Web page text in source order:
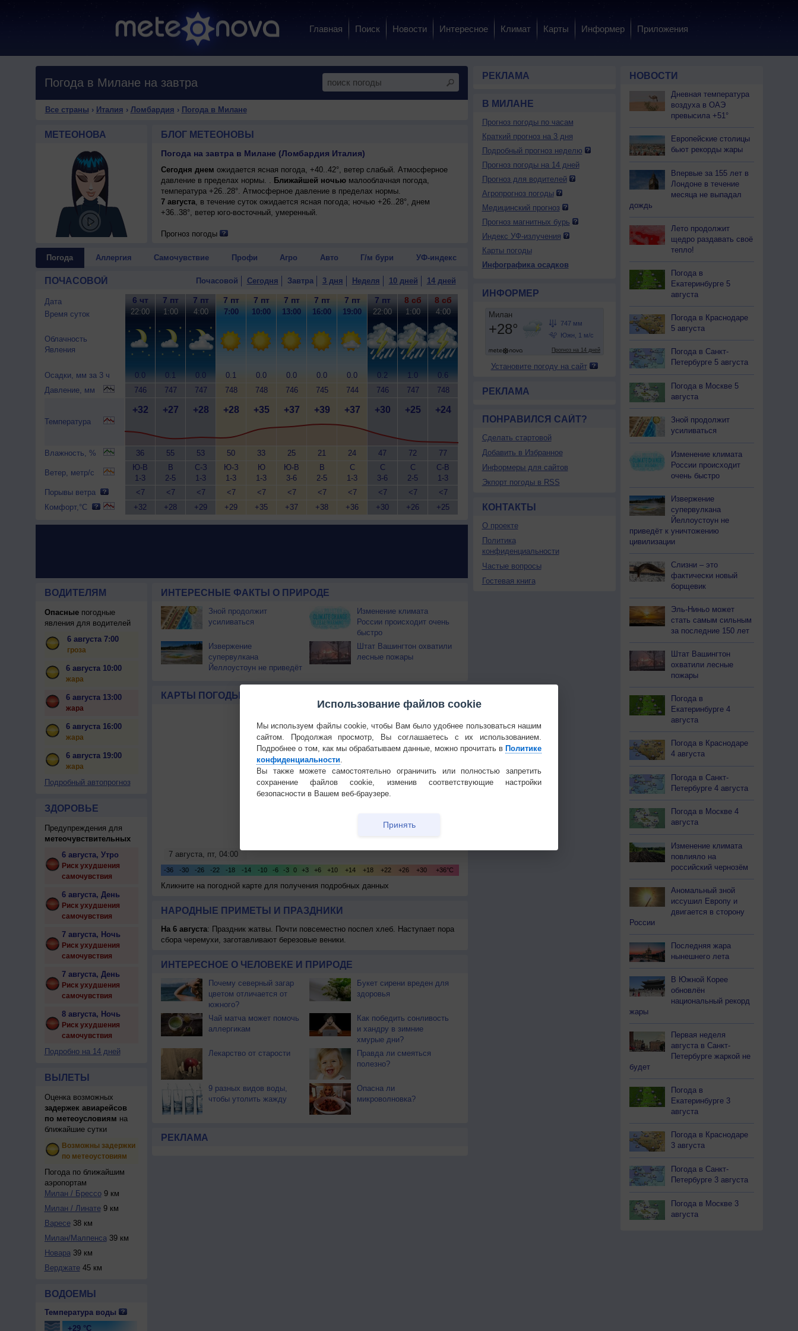
Главная Поиск Новости Интересное Климат Карты Информер Приложения
Погода в Милане на завтра
Все страны › Италия › Ломбардия › Погода в Милане
МЕТЕОНОВА БЛОГ МЕТЕОНОВЫ
Погода на завтра в Милане (Ломбардия Италия)
Сегодня днем ожидается ясная погода, +40..42°, ветер слабый. Атмосферное
давление в пределах нормы. . Ближайшей ночьюмалооблачная погода,
температура +26..28°. Атмосферное давление в пределах нормы.
7 августа, в течение суток ожидается ясная погода; ночью +26..28°, днем
+36..38°, ветер юго-восточный, умеренный.
Прогноз погоды
Погода Аллергия Самочувствие Профи Агро Авто Г/м бури УФ-индекс
ПОЧАСОВОЙ Почасовой Сегодня Завтра 3 дня Неделя 10 дней 14 дней
Дата
Время суток
Облачность
Явления
Осадки, мм за 3 ч
Давление, мм
Температура
Влажность, %
Ветер, метр/с
Порывы ветра
Комфорт,°C
6 чт
22:00
0.0
746
+32
36
Ю-В
1-3
<7
+32
7 пт
1:00
0.1
747
+27
55
В
2-5
<7
+28
7 пт
4:00
0.0
747
+28
53
С-З
1-3
<7
+29
7 пт
7:00
0.1
748
+28
50
Ю-З
1-3
<7
+29
7 пт
10:00
0.0
748
+35
33
Ю
1-3
<7
+35
7 пт
13:00
0.0
746
+37
25
Ю-В
3-6
<7
+37
7 пт
16:00
0.0
745
+39
21
В
2-5
<7
+38
7 пт
19:00
0.0
744
+37
24
С
1-3
<7
+36
7 пт
22:00
0.2
746
+30
47
С
3-6
<7
+30
8 сб
1:00
1.0
747
+25
72
С
2-5
<7
+26
8 сб
4:00
0.6
748
+24
77
С-В
1-3
<7
+25
ВОДИТЕЛЯМ
Опасныепогодные
явления для водителей
6 августа 7:00
гроза
6 августа 10:00
жара
6 августа 13:00
жара
6 августа 16:00
жара
6 августа 19:00
жара
Подробный автопрогноз
ЗДОРОВЬЕ
Предупреждения для
метеочувствительных
6 августа, Утро
Риск ухудшения
самочувствия
6 августа, День
Риск ухудшения
самочувствия
7 августа, Ночь
Риск ухудшения
самочувствия
7 августа, День
Риск ухудшения
самочувствия
8 августа, Ночь
Риск ухудшения
самочувствия
Подробно на 14 дней
ВЫЛЕТЫ
Оценка возможных
задержек авиарейсов
по метеоусловиям на
ближайшие сутки
Возможны задержки
по метеоустовиям
Погода по ближайшим
аэропортам
Милан / Брессо9 км
Милан / Линате9 км
Варесе38 км
Милан/Малпенса39 км
Новара39 км
Верджате45 км
ВОДОЕМЫ
Температура воды
+29 °C
ИНТЕРЕСНЫЕ ФАКТЫ О ПРИРОДЕ
Зной продолжит
усиливаться
Изменение климата
России происходит очень
быстро
Извержение
супервулкана
Йеллоустоун не приведёт
цивилизации
Штат Вашингтон охватили
лесные пожары
КАРТЫ ПОГОДЫ
Кликните на погодной карте для получения подробных данных
НАРОДНЫЕ ПРИМЕТЫ И ПРАЗДНИКИ
На 6 августа: Праздник жатвы. Почти повсеместно поспел хлеб. Наступает пора
сбора черемухи, заготавливают березовые веники.
ИНТЕРЕСНОЕ О ЧЕЛОВЕКЕ И ПРИРОДЕ
Почему северный загар
цветом отличается от
южного?
Букет сирени вреден для
здоровья
Чай матча может помочь
аллергикам
Как победить сонливость
и хандру в зимние
хмурые дни?
Лекарство от старости
Правда ли смеяться
полезно?
9 разных видов воды,
чтобы утолить жажду
Опасна ли
микроволновка?
РЕКЛАМА
РЕКЛАМА
В МИЛАНЕ
Прогноз погоды по часам
Краткий прогноз на 3 дня
Подробный прогноз неделю
Прогноз погоды на 14 дней
Прогноз для водителей
Агропрогноз погоды
Медицинский прогноз
Прогноз магнитных бурь
Индекс УФ-излучения
Карты погоды
Инфографика осадков
ИНФОРМЕР
Установите погоду на сайт
РЕКЛАМА
ПОНРАВИЛСЯ САЙТ?
Сделать стартовой
Добавить в Избранное
Информеры для сайтов
Экпорт погоды в RSS
КОНТАКТЫ
О проекте
Политика
конфиденциальности
Частые вопросы
Гостевая книга
НОВОСТИ
Дневная температура
воздуха в ОАЭ
превысила +51°
Европейские столицы
бьют рекорды жары
Впервые за 155 лет в
Лондоне в течение
месяца не выпадал
дождь
Лето продолжит
щедро раздавать своё
тепло!
Погода в
Екатеринбурге 5
августа
Погода в Краснодаре
5 августа
Погода в Санкт-
Петербурге 5 августа
Погода в Москве 5
августа
Зной продолжит
усиливаться
Изменение климата
России происходит
очень быстро
Извержение
супервулкана
Йеллоустоун не
приведёт к уничтожению
цивилизации
Слизни – это
фактически новый
борщевик
Эль-Ниньо может
стать самым сильным
за последние 150 лет
Штат Вашингтон
охватили лесные
пожары
Погода в
Екатеринбурге 4
августа
Погода в Краснодаре
4 августа
Погода в Санкт-
Петербурге 4 августа
Погода в Москве 4
августа
Изменение климата
повлияло на
российский чернозём
Аномальный зной
иссушил Европу и
двигается в сторону
России
Последняя жара
нынешнего лета
В Южной Корее
обновлён
национальный рекорд
жары
Первая неделя
августа в Санкт-
Петербурге жаркой не
будет
Погода в
Екатеринбурге 3
августа
Погода в Краснодаре
3 августа
Погода в Санкт-
Петербурге 3 августа
Погода в Москве 3
августа
Использование файлов cookie
Мы используем файлы cookie, чтобы Вам было удобнее пользоваться нашим
сайтом. Продолжая просмотр, Вы соглашаетесь с их использованием.
Подробнее о том, как мы обрабатываем данные, можно прочитать в Политике
конфиденциальности
Вы также можете самостоятельно ограничить или полностью запретить
сохранение файлов cookie, изменив соответствующие настройки
безопасности в Вашем веб-браузере.
Принять